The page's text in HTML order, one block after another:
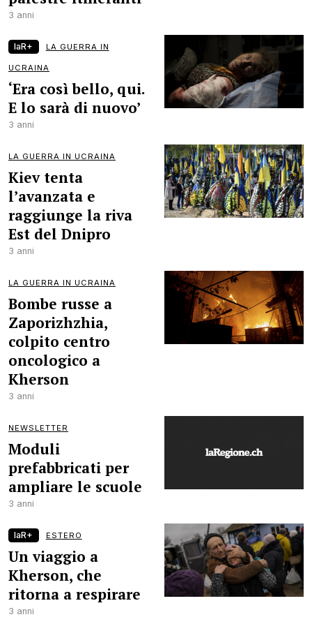
3 anni
laR+ LA GUERRA IN
UCRAINA
‘Era così bello, qui.
E lo sarà di nuovo’
3 anni
LA GUERRA IN UCRAINA
Kiev tenta
l’avanzata e
raggiunge la riva
Est del Dnipro
3 anni
LA GUERRA IN UCRAINA
Bombe russe a
Zaporizhzhia,
colpito centro
oncologico a
Kherson
3 anni
NEWSLETTER
Moduli
prefabbricati per
ampliare le scuole
3 anni
laR+ ESTERO
Un viaggio a
Kherson, che
ritorna a respirare
3 anni